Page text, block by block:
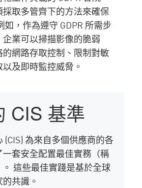
取多管齊下的方法來確保
如，作為遵守 GDPR 所需步
業可以掃描影像的脆弱
網路存取控制、限制對敏
及即時監控威脅。
CIS 基準
(CIS) 為來自多個供應商的各
套安全配置最佳實務（稱
。 這些最佳實踐是基於全球
共識。